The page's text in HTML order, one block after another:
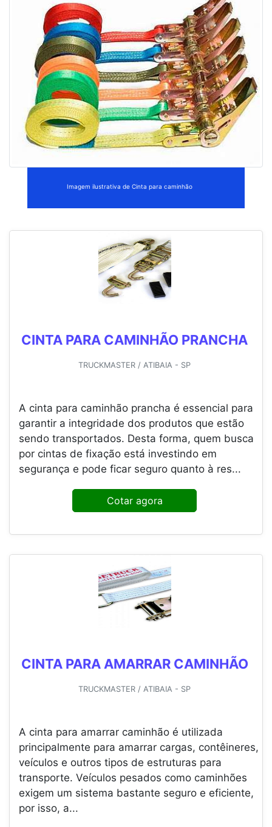
Imagem ilustrativa de Cinta para caminhão
CINTA PARA CAMINHÃO PRANCHA
TRUCKMASTER / ATIBAIA - SP
A cinta para caminhão prancha é essencial para
garantir a integridade dos produtos que estão
sendo transportados. Desta forma, quem busca
por cintas de fixação está investindo em
segurança e pode ficar seguro quanto à res...
Cotar agora
CINTA PARA AMARRAR CAMINHÃO
TRUCKMASTER / ATIBAIA - SP
A cinta para amarrar caminhão é utilizada
principalmente para amarrar cargas, contêineres,
veículos e outros tipos de estruturas para
transporte. Veículos pesados como caminhões
exigem um sistema bastante seguro e eficiente,
por isso, a...